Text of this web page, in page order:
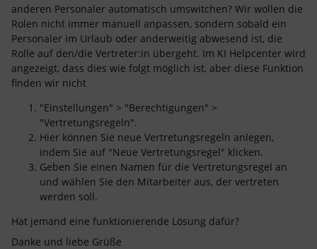
anderen Personaler automatisch umswitchen? Wir wollen die
Rolen nicht immer manuell anpassen, sondern sobald ein
Personaler im Urlaub oder anderweitig abwesend ist, die
Rolle auf den/die Vertreter:in übergeht. Im KI Helpcenter wird
angezeigt, dass dies wie folgt möglich ist, aber diese Funktion
finden wir nicht
"Einstellungen" > "Berechtigungen" >
"Vertretungsregeln".
Hier können Sie neue Vertretungsregeln anlegen,
indem Sie auf "Neue Vertretungsregel" klicken.
Geben Sie einen Namen für die Vertretungsregel an
und wählen Sie den Mitarbeiter aus, der vertreten
werden soll.
Hat jemand eine funktionierende Lösung dafür?
Danke und liebe Grüße